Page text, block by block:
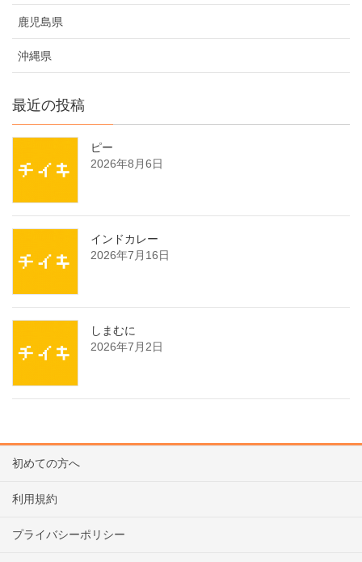
鹿児島県
沖縄県
最近の投稿
ピー
2026年8月6日
インドカレー
2026年7月16日
しまむに
2026年7月2日
初めての方へ
利用規約
プライバシーポリシー